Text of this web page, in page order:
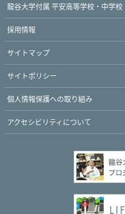
龍谷大学付属 平安高等学校・中学校
採用情報
サイトマップ
サイトポリシー
個人情報保護への取り組み
アクセシビリティについて